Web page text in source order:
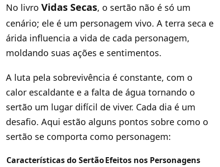
No livro Vidas Secas, o sertão não é só um
cenário; ele é um personagem vivo. A terra seca e
árida influencia a vida de cada personagem,
moldando suas ações e sentimentos.
A luta pela sobrevivência é constante, com o
calor escaldante e a falta de água tornando o
sertão um lugar difícil de viver. Cada dia é um
desafio. Aqui estão alguns pontos sobre como o
sertão se comporta como personagem:
Características do SertãoEfeitos nos Personagens